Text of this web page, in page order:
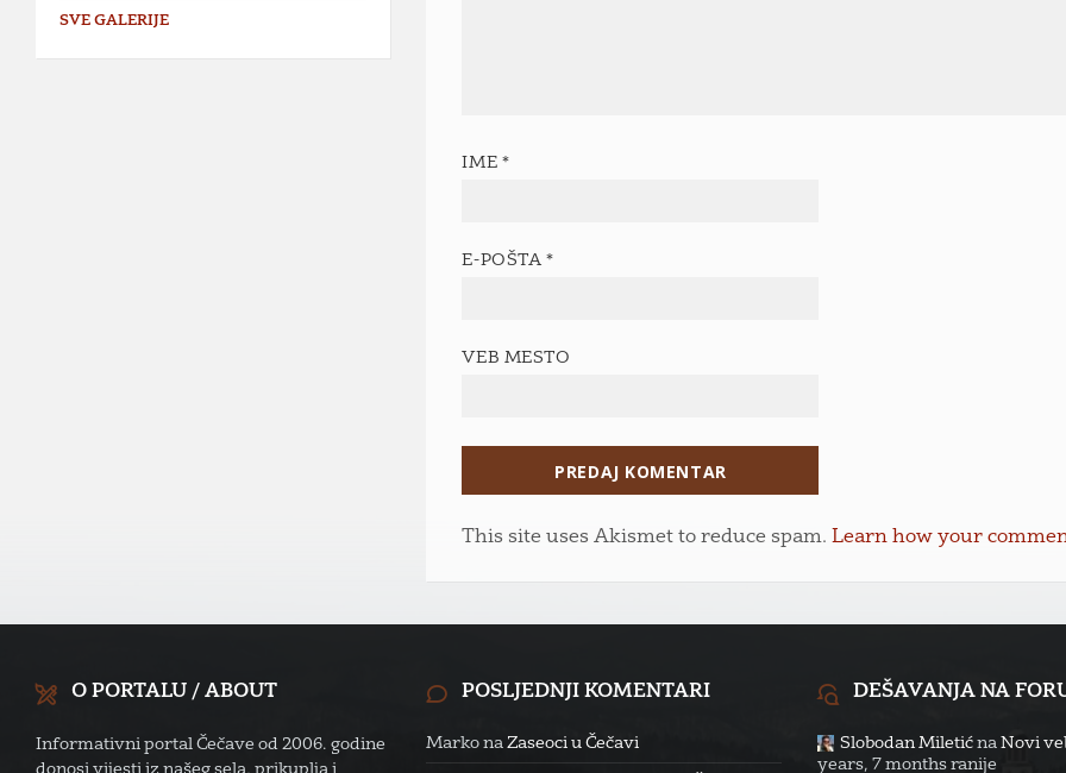
IME *
E-POŠTA *
VEB MESTO
This site uses Akismet to reduce spam.Learn how your
SVE GALERIJE
O PORTALU / ABOUT
Informativni portal Čečave od 2006. godine
donosi vijesti iz našeg sela, prikuplja i
POSLJEDNJI KOMENTARI
Marko naZaseoci u Čečavi
DEŠAVANJA NA
Slobodan Miletićna Novi
years, 7 months ranije